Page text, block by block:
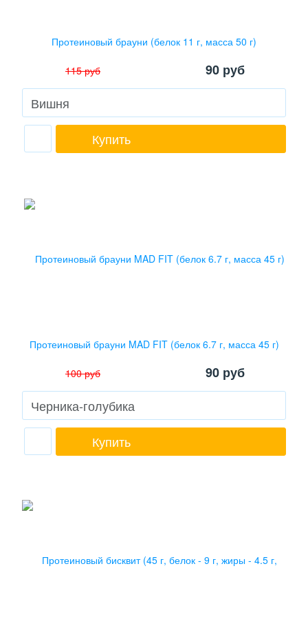
Протеиновый брауни (белок 11 г, масса 50 г)
115руб 90 руб
Купить
Протеиновый брауни MAD FIT (белок 6.7 г, масса 45 г)
100руб 90 руб
Купить